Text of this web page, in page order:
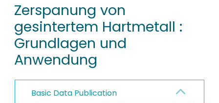
RESEARCH DATA
PEOPLE
INSTITUTIONS
PROJECTS
Zerspanung von
gesintertem Hartmetall :
Grundlagen und
Anwendung
Basic Data Publication